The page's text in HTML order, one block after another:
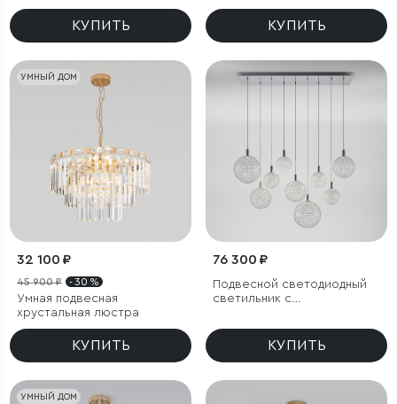
металлическими
плафонамиКУПИТЬ
регулировкой яркости
КУПИТЬ
УМНЫЙ ДОМ
32 100 ₽
45 900 ₽ - 30 %
Умная подвесная
хрустальная люстра
КУПИТЬ
76 300 ₽
Подвесной светодиодный
светильник с
плафонами
КУПИТЬ
УМНЫЙ ДОМ